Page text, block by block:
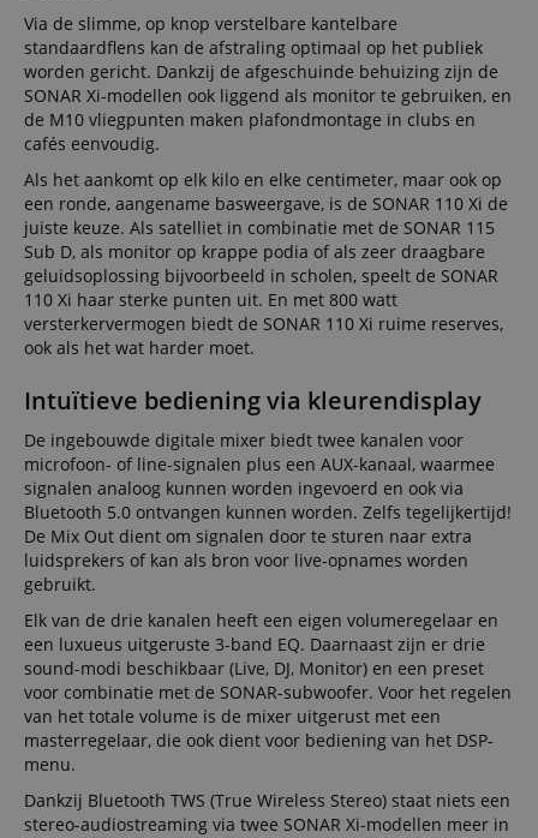
Via de slimme, op knop verstelbare kantelbare
standaardflens kan de afstraling optimaal op het publiek
worden gericht. Dankzij de afgeschuinde behuizing zijn de
SONAR Xi-modellen ook liggend als monitor te gebruiken, en
de M10 vliegpunten maken plafondmontage in clubs en
cafés eenvoudig.
Als het aankomt op elk kilo en elke centimeter, maar ook op
een ronde, aangename basweergave, is de SONAR 110 Xi de
juiste keuze. Als satelliet in combinatie met de SONAR 115
Sub D, als monitor op krappe podia of als zeer draagbare
geluidsoplossing bijvoorbeeld in scholen, speelt de SONAR
110 Xi haar sterke punten uit. En met 800 watt
versterkervermogen biedt de SONAR 110 Xi ruime reserves,
ook als het wat harder moet.
Intuïtieve bediening via kleurendisplay
De ingebouwde digitale mixer biedt twee kanalen voor
microfoon- of line-signalen plus een AUX-kanaal, waarmee
signalen analoog kunnen worden ingevoerd en ook via
Bluetooth 5.0 ontvangen kunnen worden. Zelfs tegelijkertijd!
De Mix Out dient om signalen door te sturen naar extra
luidsprekers of kan als bron voor live-opnames worden
gebruikt.
Elk van de drie kanalen heeft een eigen volumeregelaar en
een luxueus uitgeruste 3-band EQ. Daarnaast zijn er drie
sound-modi beschikbaar (Live, DJ, Monitor) en een preset
voor combinatie met de SONAR-subwoofer. Voor het regelen
van het totale volume is de mixer uitgerust met een
masterregelaar, die ook dient voor bediening van het DSP-
menu.
Dankzij Bluetooth TWS (True Wireless Stereo) staat niets een
stereo-audiostreaming via twee SONAR Xi-modellen meer in